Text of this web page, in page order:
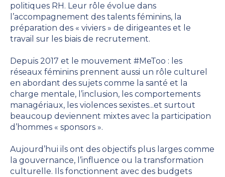
politiques RH. Leur rôle évolue dans
l’accompagnement des talents féminins, la
préparation des « viviers » de dirigeantes et le
travail sur les biais de recrutement.
Depuis 2017 et le mouvement #MeToo : les
réseaux féminins prennent aussi un rôle culturel
en abordant des sujets comme la santé et la
charge mentale, l’inclusion, les comportements
managériaux, les violences sexistes...et surtout
beaucoup deviennent mixtes avec la participation
d’hommes « sponsors ».
Aujourd’hui ils ont des objectifs plus larges comme
la gouvernance, l’influence ou la transformation
culturelle. Ils fonctionnent avec des budgets